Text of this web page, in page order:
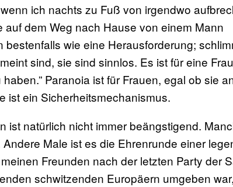
ich nachts zu Fuß von irgendwo
auf dem Weg nach Hause von einem Mann
bestenfalls wie eine Herausforderung;
sind, sie sind sinnlos. Es ist für eine Frau
Paranoia ist für Frauen, egal ob sie
ist ein Sicherheitsmechanismus.
ist natürlich nicht immer beängstigend.
Male ist es die Ehrenrunde einer
Freunden nach der letzten Party der
schwitzenden Europäern umgeben